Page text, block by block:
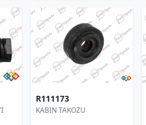
R111173
KABİN TAKOZU